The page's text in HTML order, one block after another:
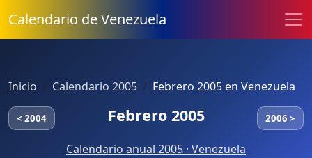
Calendario de Venezuela
Inicio Calendario 2005 Febrero 2005 en Venezuela
< 2004 Febrero 2005 2006 >
Calendario anual 2005 · Venezuela